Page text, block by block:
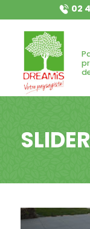
02